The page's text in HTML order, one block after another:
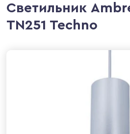
Светильник
TN251 Techno